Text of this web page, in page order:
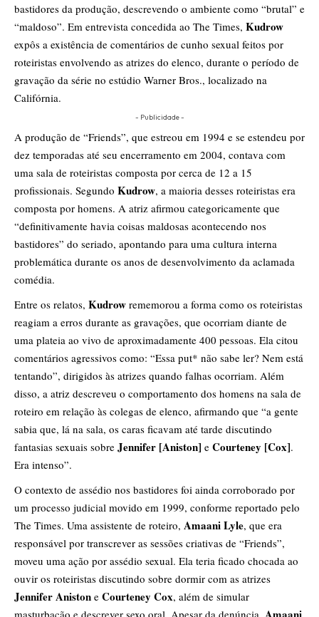
bastidores da produção, descrevendo o ambiente como “brutal” e
“maldoso”. Em entrevista concedida ao The Times, Kudrow
expôs a existência de comentários de cunho sexual feitos por
roteiristas envolvendo as atrizes do elenco, durante o período de
gravação da série no estúdio Warner Bros., localizado na
Califórnia.
- Publicidade -
A produção de “Friends”, que estreou em 1994 e se estendeu por
dez temporadas até seu encerramento em 2004, contava com
uma sala de roteiristas composta por cerca de 12 a 15
profissionais. Segundo Kudrow, a maioria desses roteiristas era
composta por homens. A atriz afirmou categoricamente que
“definitivamente havia coisas maldosas acontecendo nos
bastidores” do seriado, apontando para uma cultura interna
problemática durante os anos de desenvolvimento da aclamada
comédia.
Entre os relatos, Kudrow rememorou a forma como os roteiristas
reagiam a erros durante as gravações, que ocorriam diante de
uma plateia ao vivo de aproximadamente 400 pessoas. Ela citou
comentários agressivos como: “Essa put* não sabe ler? Nem está
tentando”, dirigidos às atrizes quando falhas ocorriam. Além
disso, a atriz descreveu o comportamento dos homens na sala de
roteiro em relação às colegas de elenco, afirmando que “a gente
sabia que, lá na sala, os caras ficavam até tarde discutindo
fantasias sexuais sobre Jennifer [Aniston] e Courteney [Cox].
Era intenso”.
O contexto de assédio nos bastidores foi ainda corroborado por
um processo judicial movido em 1999, conforme reportado pelo
The Times. Uma assistente de roteiro, Amaani Lyle, que era
responsável por transcrever as sessões criativas de “Friends”,
moveu uma ação por assédio sexual. Ela teria ficado chocada ao
ouvir os roteiristas discutindo sobre dormir com as atrizes
Jennifer Aniston e Courteney Cox, além de simular
masturbação e descrever sexo oral. Apesar da denúncia, Amaani